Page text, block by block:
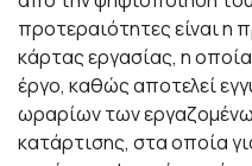
προτεραιότητες είναι
κάρτας εργασίας, η οποία
έργο, καθώς αποτελεί
ωραρίων των
κατάρτισης, στα οποία